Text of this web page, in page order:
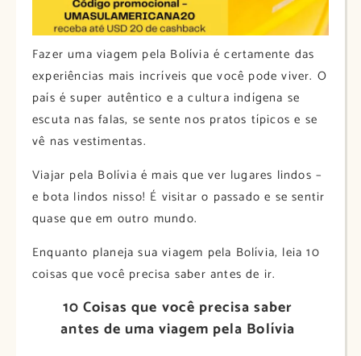
Fazer uma viagem pela Bolívia é certamente das
experiências mais incríveis que você pode viver. O
país é super autêntico e a cultura indígena se
escuta nas falas, se sente nos pratos típicos e se
vê nas vestimentas.
Viajar pela Bolívia é mais que ver lugares lindos –
e bota lindos nisso! É visitar o passado e se sentir
quase que em outro mundo.
Enquanto planeja sua viagem pela Bolívia, leia 10
coisas que você precisa saber antes de ir.
10 Coisas que você precisa saber
antes de uma viagem pela Bolívia